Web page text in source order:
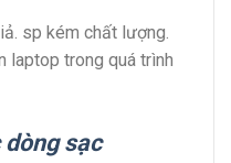
sp kém chất lượng.
laptop trong quá trình
dòng sạc